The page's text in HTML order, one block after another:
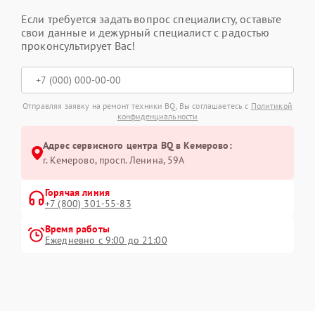
Если требуется задать вопрос специалисту, оставьте
свои данные и дежурный специалист с радостью
проконсультирует Вас!
Отправляя заявку на ремонт техники BQ, Вы соглашаетесь с Политикой
конфиденциальности
Адрес сервисного центра BQ в Кемерово:
г. Кемерово, просп. Ленина, 59А
Горячая линия
+7 (800) 301-55-83
Время работы
Ежедневно с 9:00 до 21:00